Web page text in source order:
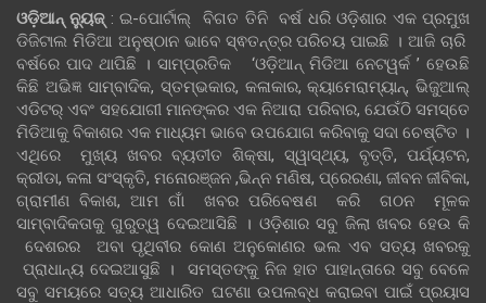
ଓଡ଼ିଆନ୍‍ ନ୍ୟୁଜ୍‍: ଇ-ପୋର୍ଟାଲ୍ ବିଗତ ତିନି ବର୍ଷ ଧରି ଓଡ଼ିଶାର ଏକ ପ୍ରମୁଖ
ଡିଜିଟାଲ ମିଡିଆ ଅନୁଷ୍ଠାନ ଭାବେ ସ୍ଵତନ୍ତ୍ର ପରିଚୟ ପାଇଛି । ଆଜି ଚାରି
ବର୍ଷରେ ପାଦ ଥାପିଛି । ସାମ୍ପ୍ରତିକ ‘ଓଡ଼ିଆନ୍‍ ମିଡିଆ ନେଟୱର୍କ ’ ହେଉଛି
କିଛି ଅଭିଜ୍ଞ ସାମ୍ବାଦିକ, ସ୍ତମ୍ଭକାର, କଳାକାର, କ୍ୟାମେରାମ୍ୟାନ୍, ଭିଜୁଆଲ୍
ଏଡିଟର୍ ଏବଂ ସହଯୋଗୀ ମାନଙ୍କର ଏକ ନିଆରା ପରିବାର, ଯେଉଁଠି ସମସ୍ତେ
ମିଡିଆକୁ ବିକାଶର ଏକ ମାଧ୍ୟମ ଭାବେ ଉପଯୋଗ କରିବାକୁ ସଦା ଚେଷ୍ଟିତ ।
ଏଥିରେ ମୁଖ୍ୟ ଖବର ବ୍ୟତୀତ ଶିକ୍ଷା, ସ୍ୱାସ୍ଥ୍ୟ, ବୃତ୍ତି, ପର୍ଯ୍ୟଟନ,
କ୍ରୀଡା, କଳା ସଂସ୍କୃତି, ମନୋରଞ୍ଜନ ,ଭିନ୍ନ ମଣିଷ, ପ୍ରେରଣା, ଜୀବନ ଜୀବିକା,
ଗ୍ରାମୀଣ ବିକାଶ, ଆମ ଗାଁ ଖବର ପରିବେଷଣ କରି ଗଠନ ମୂଳକ
ସାମ୍ବାଦିକତାକୁ ଗୁରୁତ୍ୱ ଦେଇଆସିଛି । ଓଡ଼ିଶାର ସବୁ ଜିଲା ଖବର ହେଉ କି
ଦେଶରର ଅବା ପୃଥିବୀର କୋଣ ଅନୁକୋଣର ଭଲ ଏବ ସତ୍ୟ ଖବରକୁ
ପ୍ରାଧାନ୍ୟ ଦେଇଆସୁଛି । ସମସ୍ତଙ୍କୁ ନିଜ ହାତ ପାହାନ୍ତାରେ ସବୁ ବେଳେ
ସବୁ ସମୟରେ ସତ୍ୟ ଆଧାରିତ ଘଟଣା ଉପଲବ୍ଧ କରାଇବା ପାଇଁ ପ୍ରୟାସ